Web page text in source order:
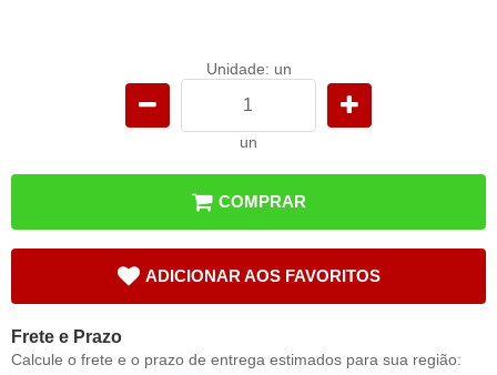
Unidade: un
un
COMPRAR
ADICIONAR AOS FAVORITOS
Frete e Prazo
Calcule o frete e o prazo de entrega estimados para sua região: